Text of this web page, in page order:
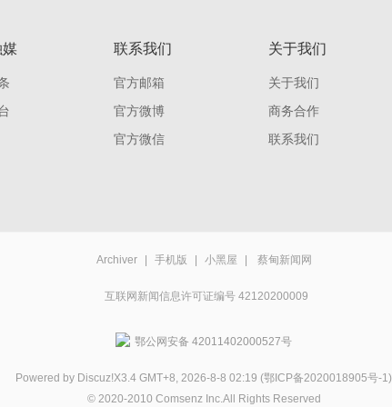
联系我们
官方邮箱
官方微博
官方微信
关于我们
关于我们
商务合作
联系我们
Archiver 手机版 小黑屋 蔡甸新闻网
互联网新闻信息许可证编号 42120200009
鄂公网安备 42011402000527号
Powered by Discuz!X3.4 GMT+8, 2026-8-8 02:19 (鄂ICP备2020018905号-1)
© 2020-2010 Comsenz Inc.All Rights Reserved